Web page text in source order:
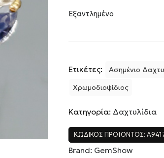
Εξαντλημένο
Ετικέτες: Ασημένιο
Χρωμοδιοψίδιος
Κατηγορία: Δαχτυλίδια
ΚΩΔΙΚΌΣ ΠΡΟΪΌΝΤΟΣ:
Brand: GemShow